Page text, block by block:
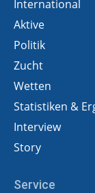
International
Aktive
Politik
Zucht
Wetten
Statistiken &
Interview
Story
Service